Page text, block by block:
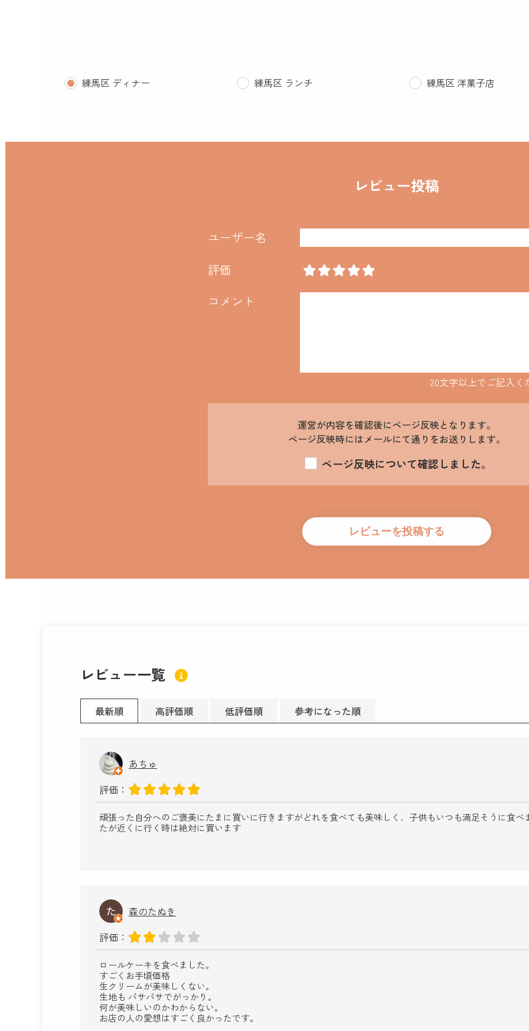
練馬区 ディナー 練馬区 ランチ 練馬区 洋菓子店
レビュー投稿
ユーザー名
評価
コメント
20文字以上でご記入く
運営が内容を確認後にページ反映となります。
ページ反映時にはメールにて通りをお送りします。
ページ反映について確認しました。
レビュー一覧
最新順 高評価順 低評価順 参考になった順
あちゅ
評価：
頑張った自分へのご褒美にたまに買いに行きますがどれを食べても美味しく、子供もいつも満足そうに食
たが近くに行く時は絶対に買います
森のたぬき
評価：
ロールケーキを食べました。
すごくお手頃価格
生クリームが美味しくない。
生地も パサパサでがっかり。
何が美味しいのかわからない。
お店の人の愛想はすごく良かったです。